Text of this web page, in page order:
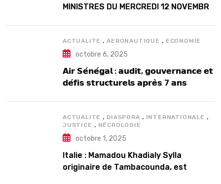
MINISTRES DU MERCREDI 12 NOVEMBRE
ACTUALITE ,AERONAUTIQUE , ECONOMIE
octobre 6, 2025
𝗔𝗶𝗿 𝗦𝗲́𝗻𝗲́𝗴𝗮𝗹 : 𝗮𝘂𝗱𝗶𝘁, 𝗴𝗼𝘂𝘃𝗲𝗿𝗻𝗮𝗻𝗰𝗲 𝗲𝘁
𝗱𝗲́𝗳𝗶𝘀 𝘀𝘁𝗿𝘂𝗰𝘁𝘂𝗿𝗲𝗹𝘀 𝗮𝗽𝗿𝗲̀𝘀 7 𝗮𝗻𝘀
ACTUALITE , DIASPORA , INTERNATIONALE ,
JUSTICE , NÉCROLOGIE
octobre 1, 2025
Italie : Mamadou Khadialy Sylla
originaire de Tambacounda, est